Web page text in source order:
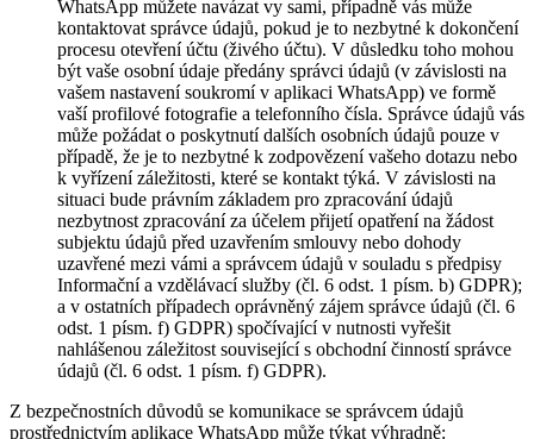
WhatsApp můžete navázat vy sami, případně vás může
kontaktovat správce údajů, pokud je to nezbytné k dokončení
procesu otevření účtu (živého účtu). V důsledku toho mohou
být vaše osobní údaje předány správci údajů (v závislosti na
vašem nastavení soukromí v aplikaci WhatsApp) ve formě
vaší profilové fotografie a telefonního čísla. Správce údajů vás
může požádat o poskytnutí dalších osobních údajů pouze v
případě, že je to nezbytné k zodpovězení vašeho dotazu nebo
k vyřízení záležitosti, které se kontakt týká. V závislosti na
situaci bude právním základem pro zpracování údajů
nezbytnost zpracování za účelem přijetí opatření na žádost
subjektu údajů před uzavřením smlouvy nebo dohody
uzavřené mezi vámi a správcem údajů v souladu s předpisy
Informační a vzdělávací služby (čl. 6 odst. 1 písm. b) GDPR);
a v ostatních případech oprávněný zájem správce údajů (čl. 6
odst. 1 písm. f) GDPR) spočívající v nutnosti vyřešit
nahlášenou záležitost související s obchodní činností správce
údajů (čl. 6 odst. 1 písm. f) GDPR).
Z bezpečnostních důvodů se komunikace se správcem údajů
prostřednictvím aplikace WhatsApp může týkat výhradně: